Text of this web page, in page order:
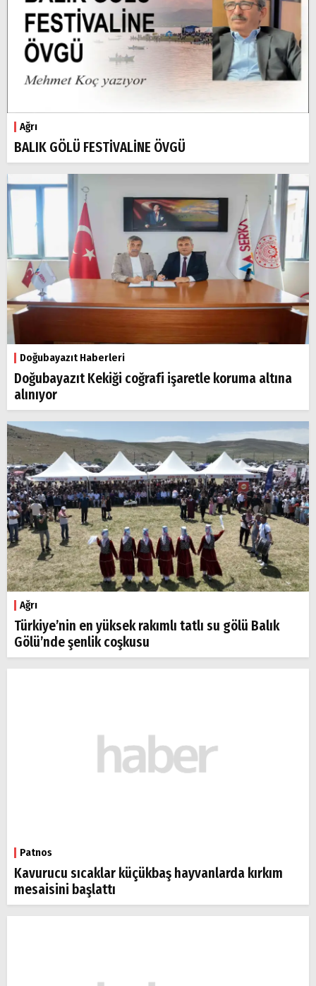
Ağrı
BALIK GÖLÜ FESTİVALİNE ÖVGÜ
Doğubayazıt Haberleri
Doğubayazıt Kekiği coğrafi işaretle koruma altına
alınıyor
Ağrı
Türkiye’nin en yüksek rakımlı tatlı su gölü Balık
Gölü’nde şenlik coşkusu
Patnos
Kavurucu sıcaklar küçükbaş hayvanlarda kırkım
mesaisini başlattı